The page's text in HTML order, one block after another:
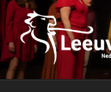
Ga
naar
de
inhoud
Nederlandstalige